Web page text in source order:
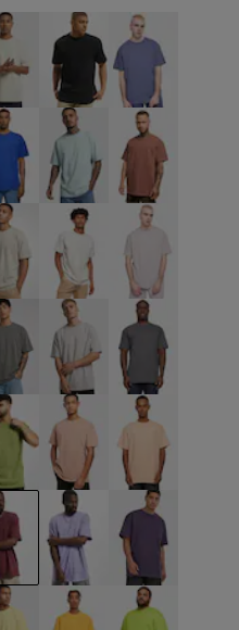
beige schwarzblau
blau blau braun
grün grau grau
grau grau grau
olive orange orange
rot violet violet